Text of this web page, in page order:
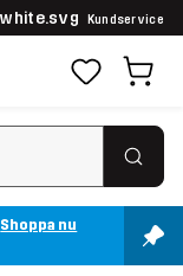
Kundservice
Shoppa nu